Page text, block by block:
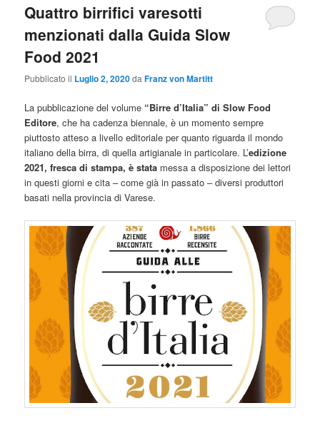
Quattro birrifici varesotti
menzionati dalla Guida Slow
Food 2021
Pubblicato il Luglio 2, 2020daFranz von Martitt
La pubblicazione del volume “Birre d’Italia” di Slow Food
Editore, che ha cadenza biennale, è un momento sempre
piuttosto atteso a livello editoriale per quanto riguarda il mondo
italiano della birra, di quella artigianale in particolare. L’edizione
2021, fresca di stampa, è stata messa a disposizione dei lettori
in questi giorni e cita – come già in passato – diversi produttori
basati nella provincia di Varese.